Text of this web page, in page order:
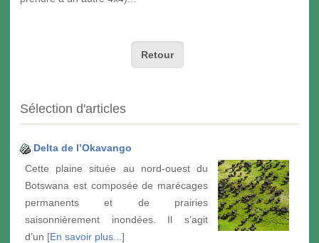
Retour
Sélection d'articles
Delta de l’Okavango
Cette plaine située au nord-ouest du
Botswana est composée de marécages
permanents et de prairies
saisonnièrement inondées. Il s’agit
d’un [En savoir plus...]